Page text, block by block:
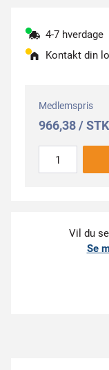
4-7 hverdage
Kontakt din
Medlemspris
966,38 / STK
Vil du
Se